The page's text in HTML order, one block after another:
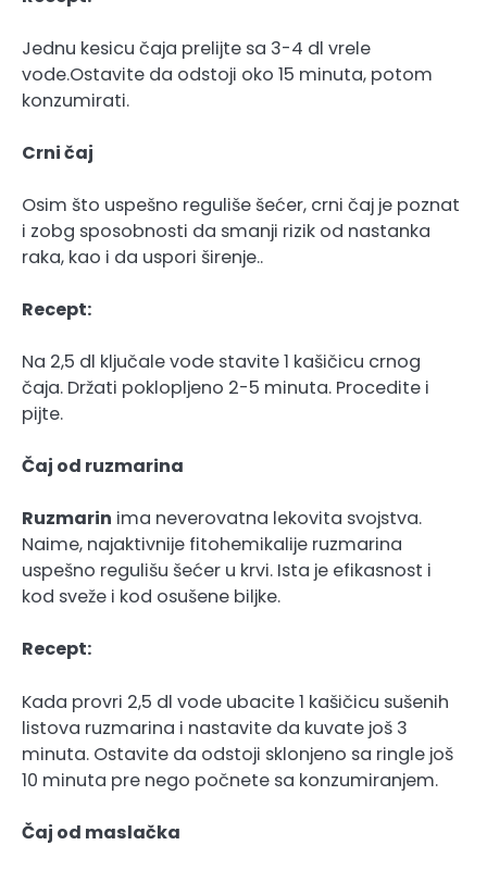
Jednu kesicu čaja prelijte sa 3-4 dl vrele
vode.Ostavite da odstoji oko 15 minuta, potom
konzumirati.
Crni čaj
Osim što uspešno reguliše šećer, crni čaj je poznat
i zobg sposobnosti da smanji rizik od nastanka
raka, kao i da uspori širenje..
Recept:
Na 2,5 dl ključale vode stavite 1 kašičicu crnog
čaja. Držati poklopljeno 2-5 minuta. Procedite i
pijte.
Čaj od ruzmarina
Ruzmarin ima neverovatna lekovita svojstva.
Naime, najaktivnije fitohemikalije ruzmarina
uspešno regulišu šećer u krvi. Ista je efikasnost i
kod sveže i kod osušene biljke.
Recept:
Kada provri 2,5 dl vode ubacite 1 kašičicu sušenih
listova ruzmarina i nastavite da kuvate još 3
minuta. Ostavite da odstoji sklonjeno sa ringle još
10 minuta pre nego počnete sa konzumiranjem.
Čaj od maslačka